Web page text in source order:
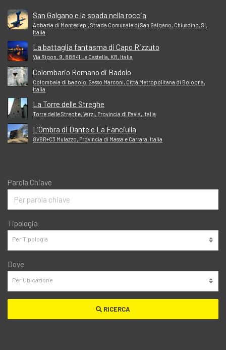
San Galgano e la spada nella roccia
Abbazia di Montesiepi, Strada Comunale di San Galgano, Chiusdino, SI,
Italia
La battaglia fantasma di Capo Rizzuto
Via Rigon, 9, 88841 Le Castella, KR, Italia
Colombario Romano di Badolo
Colombaia di badolo, Sasso Marconi, Città Metropolitana di Bologna,
Italia
La Torre delle Streghe
Torre delle Streghe, Varzi, Provincia di Pavia, Italia
L’Ombra di Dante e La Fanciulla
8V8R+C3 Mulazzo, Provincia di Massa e Carrara, Italia
Parola Chiave
Tipologia
Dove
RICERCA